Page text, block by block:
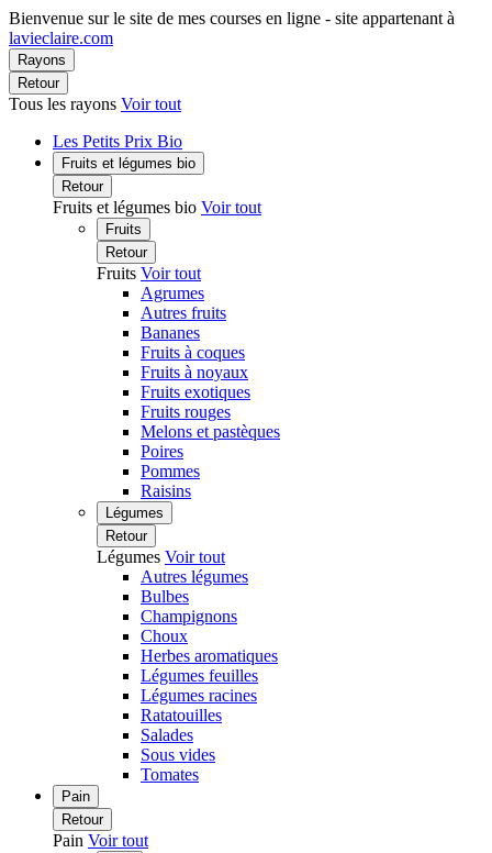
Bienvenue sur le site de mes courses en ligne - site appartenant à
lavieclaire.com
Rayons
Retour
Tous les rayons Voir tout
Les Petits Prix Bio
Fruits et légumes bio
Retour
Fruits et légumes bio Voir tout
Fruits
Retour
Fruits Voir tout
Agrumes
Autres fruits
Bananes
Fruits à coques
Fruits à noyaux
Fruits exotiques
Fruits rouges
Melons et pastèques
Poires
Pommes
Raisins
Légumes
Retour
Légumes Voir tout
Autres légumes
Bulbes
Champignons
Choux
Herbes aromatiques
Légumes feuilles
Légumes racines
Ratatouilles
Salades
Sous vides
Tomates
Pain
Retour
Pain Voir tout